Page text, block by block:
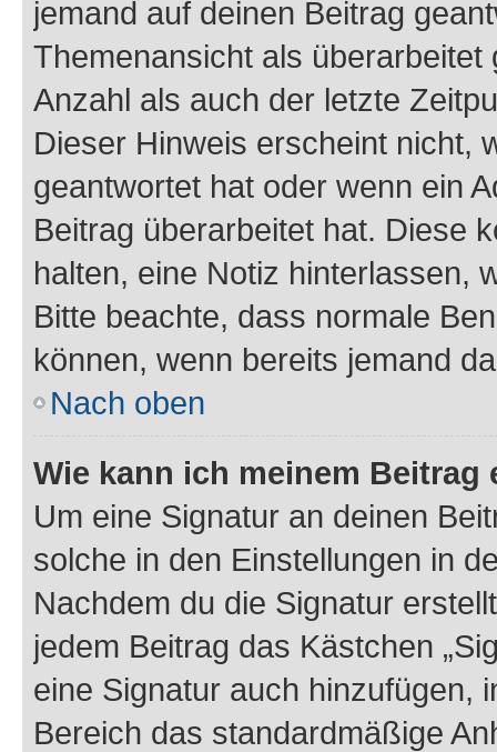
jemand auf deinen Beitrag
Themenansicht als
Anzahl als auch der letzte
Dieser Hinweis erscheint nicht,
geantwortet hat oder wenn ein
Beitrag überarbeitet hat. Diese
halten, eine Notiz hinterlassen,
Bitte beachte, dass normale
können, wenn bereits jemand
Nach oben
Wie kann ich meinem
Um eine Signatur an deinen
solche in den Einstellungen in
Nachdem du die Signatur
jedem Beitrag das Kästchen
eine Signatur auch hinzufügen,
Bereich das standardmäßige